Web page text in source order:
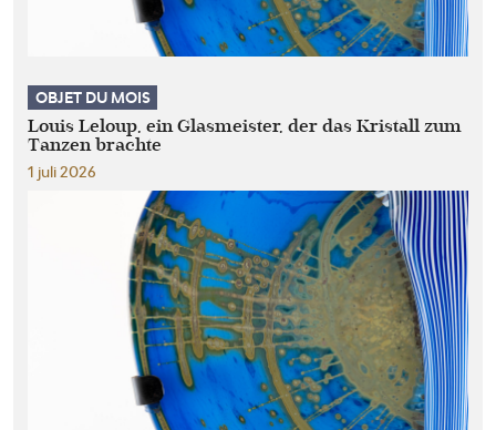
OBJET DU MOIS
Louis Leloup, ein Glasmeister, der das Kristall zum
Tanzen brachte
1 juli 2026